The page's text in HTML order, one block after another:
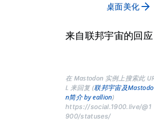
桌面美化
来自联邦宇宙的回应
在 Mastodon 实例上搜索此
L 来回复 (联邦宇宙及Mastodo
n简介 by eallion)
https://social.1900.live/@1
900/statuses/